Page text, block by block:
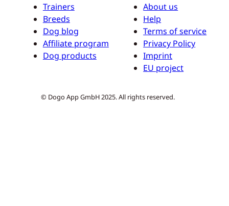
Trainers
Breeds
Dog blog
Affiliate program
Dog products
About us
Help
Terms of service
Privacy Policy
Imprint
EU project
© Dogo App GmbH 2025. All rights reserved.